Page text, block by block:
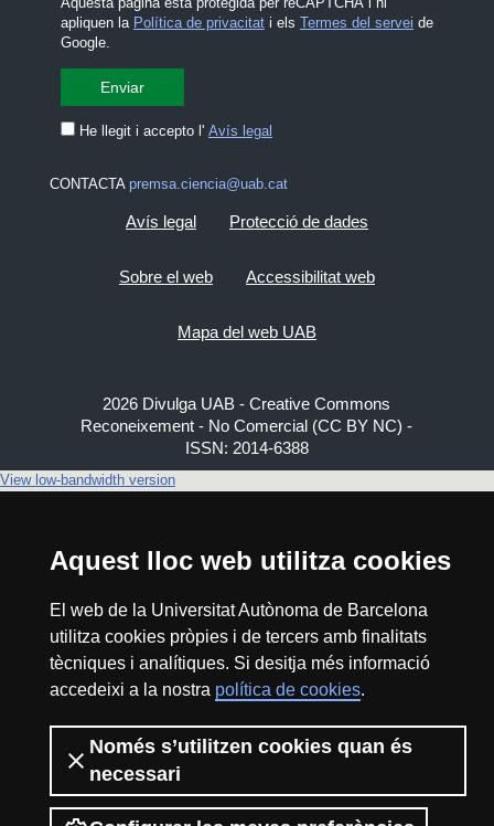
Aquest lloc web utilitza cookies
El web de la Universitat Autònoma de Barcelona
utilitza cookies pròpies i de tercers amb finalitats
tècniques i analítiques. Si desitja més informació
accedeixi a la nostra política de cookies.
Només s’utilitzen cookies quan és
necessari
apliquen la Política de privacitati els Termes del servei de
Google.
He llegit i accepto l' Avís legal
CONTACTA premsa.ciencia@uab.cat
Avís legal Protecció de dades
Sobre el web Accessibilitat web
Mapa del web UAB
2026 Divulga UAB - Creative Commons
Reconeixement - No Comercial (CC BY NC) -
ISSN: 2014-6388
View low-bandwidth version